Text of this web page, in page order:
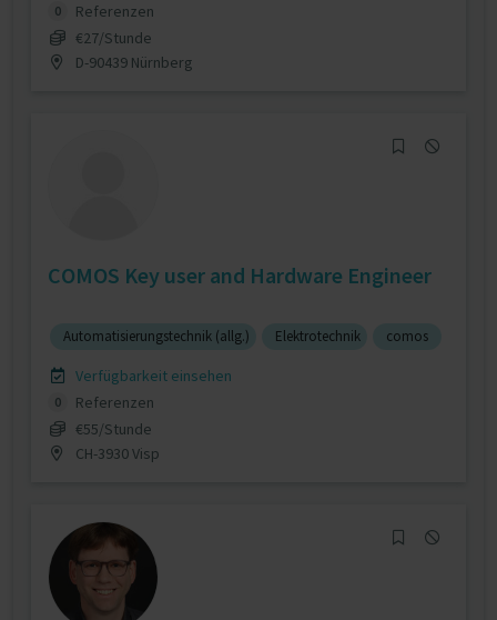
0
Referenzen
€27/Stunde
D-90439 Nürnberg
COMOS Key user and Hardware Engineer
Automatisierungstechnik (allg.) Elektrotechnik comos
Verfügbarkeit einsehen
0
Referenzen
€55/Stunde
CH-3930 Visp